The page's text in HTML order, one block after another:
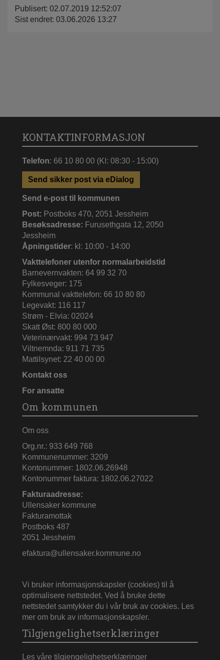
Publisert: 02.07.2019 12:52:07
Sist endret: 03.06.2026 13:27
KONTAKTINFORMASJON
Telefon: 66 10 80 00 (Kl: 08:30 - 15:00)
Send sikker post via eDialog
Send e-post til kommunen
Post: Postboks 470, 2051 Jessheim
Besøksadresse: Furusethgata 12, 2050
Jessheim
Åpningstider: kl: 10:00 - 14:00
Vakttelefoner utenfor normalarbeidstid
Barnevernvakten: 64 99 32 70
Fylkesveger: 175
Kommunal vakttelefon: 66 10 80 80
Legevakt: 116 117
Strøm - Elvia: 02024
Skatt Øst: 800 80 000
Veterinærvakt: 994 73 947
Viltnemnda: 911 71 735
Mattilsynet: 22 40 00 00
Kontakt oss
For ansatte
Om kommunen
Om oss
Org.nr.: 933 649 768
Kommunenummer: 3209
Kontonummer: 1802.06.26948
Kontonummer faktura: 1802.06.27022
Fakturaadresse:
Ullensaker kommune
Fakturamottak
Postboks 487
2051 Jessheim
efaktura@ullensaker.kommune.no
Vi bruker informasjonskapsler (cookies) til å
optimalisere nettstedet. Ved å bruke dette
nettstedet samtykker du i vår bruk av cookies.
Les
mer om bruk av informasjonskapsler.
Tilgjengelighetserklæringer
Les våre tilgjengelighetserklæringer